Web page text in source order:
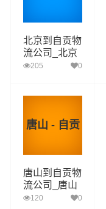
北京到自贡物
流公司_北京
到自贡货运_
205 0
唐山 - 自贡
唐山到自贡物
流公司_唐山
到自贡货运_
120 0